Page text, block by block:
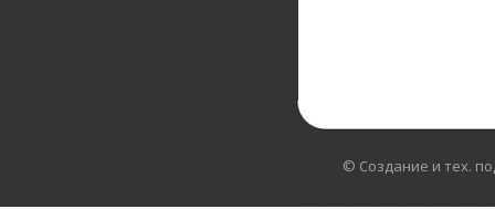
© Создание и тех.